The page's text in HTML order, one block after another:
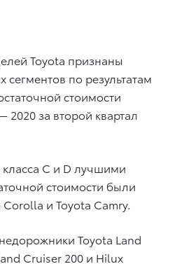
Toyota признаны
сегментов по результатам
стоимости
2020 за второй квартал
C и D лучшими
стоимости были
и Toyota Camry.
Toyota Land
Cruiser 200 и Hilux